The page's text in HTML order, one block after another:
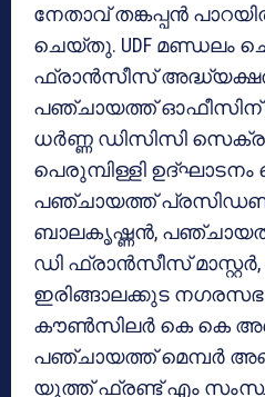
നേതാവ് തങ്കപ്പന്‍
ചെയ്തു. UDF മണ്ഡലം
ഫ്രാന്‍സീസ്
പഞ്ചായത്ത് ഓഫീസിന്
ധര്‍ണ്ണ ഡിസിസി
പെരുമ്പിള്ളി
പഞ്ചായത്ത്
ബാലകൃഷ്ണന്‍,
ഡി ഫ്രാന്‍സീസ് മാസ്റ്റര്‍,
ഇരിങ്ങാലക്കുട നഗരസഭ
കൗണ്‍സിലര്‍ കെ കെ
പഞ്ചായത്ത് മെമ്പര്‍
യൂത്ത് ഫ്രണ്ട് എം